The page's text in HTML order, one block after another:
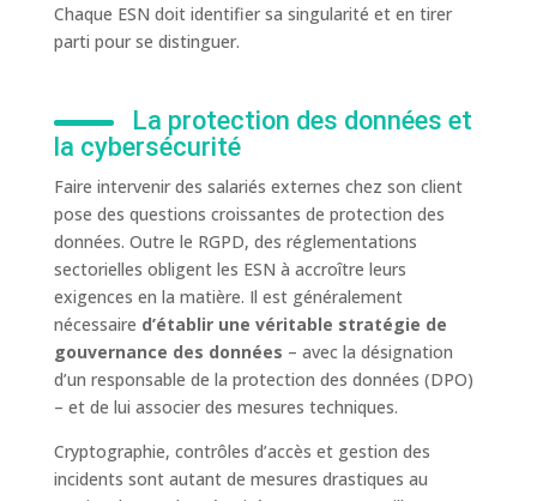
Chaque ESN doit identifier sa singularité et en tirer
parti pour se distinguer.
La protection des données et
la cybersécurité
Faire intervenir des salariés externes chez son client
pose des questions croissantes de protection des
données. Outre le RGPD, des réglementations
sectorielles obligent les ESN à accroître leurs
exigences en la matière. Il est généralement
nécessaire d’établir une véritable stratégie de
gouvernance des données – avec la désignation
d’un responsable de la protection des données (DPO)
– et de lui associer des mesures techniques.
Cryptographie, contrôles d’accès et gestion des
incidents sont autant de mesures drastiques au